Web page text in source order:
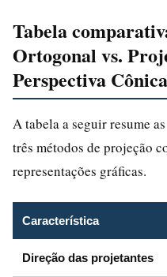
Tabela
Ortogonal vs.
Perspectiva Cônica
A tabela a seguir resume
três métodos de projeção
representações gráficas.
Característica
Direção das projetantes